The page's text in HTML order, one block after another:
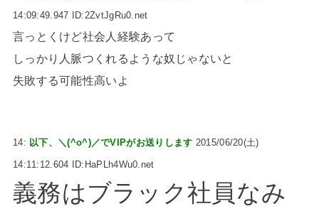
14:09:49.947 ID:2ZvtJgRu0.net
言っとくけど社会人経験あって
しっかり人脈つくれるような奴じゃないと
失敗する可能性高いよ
14: 以下、＼(^o^)／でVIPがお送りします 2015/06/20(土)
14:11:12.604 ID:HaPLh4Wu0.net
義務はブラック社員なみ